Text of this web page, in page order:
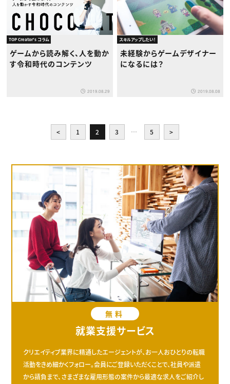
TOP Creator's コラム
ゲームから読み解く、人を動か
す令和時代のコンテンツ
2019.08.29
スキルアップしたい！
未経験からゲームデザイナー
になるには？
2019.08.08
< 1 2 3 … 5 >
無料
就業支援サービス
クリエイティブ業界に精通したエージェントが、お一人おひとりの転職
活動をきめ細かくフォロー。会員にご登録いただくことで、社員や派遣
から請負まで、さまざまな雇用形態の案件から最適な求人をご紹介し